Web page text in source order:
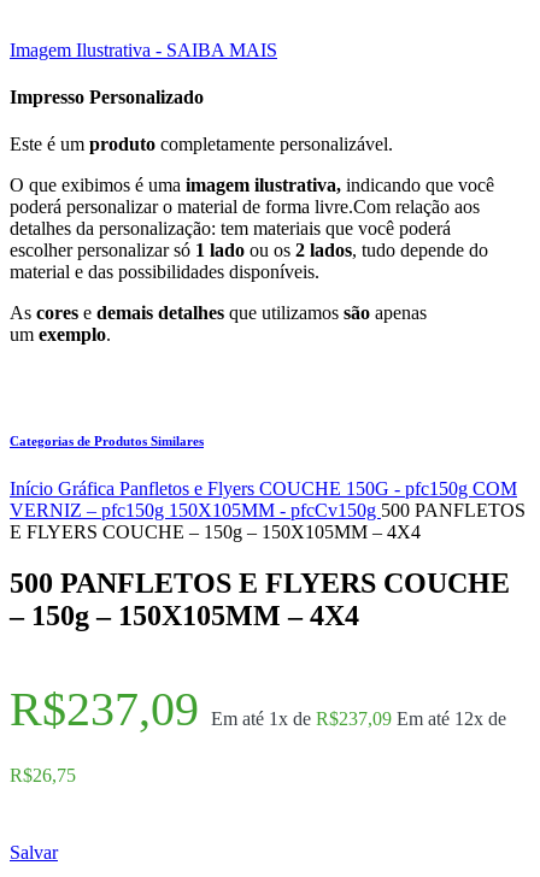
Imagem Ilustrativa - SAIBA MAIS
Impresso Personalizado
Este é um produto completamente personalizável.
O que exibimos é uma imagem ilustrativa, indicando que você
poderá personalizar o material de forma livre.Com relação aos
detalhes da personalização: tem materiais que você poderá
escolher personalizar só 1 lado ou os 2 lados, tudo depende do
material e das possibilidades disponíveis.
As cores e demais detalhes que utilizamos são apenas
um exemplo.
Categorias de Produtos Similares
Início Gráfica Panfletos e Flyers COUCHE 150G - pfc150g COM
VERNIZ – pfc150g 150X105MM - pfcCv150g 500 PANFLETOS
E FLYERS COUCHE – 150g – 150X105MM – 4X4
500 PANFLETOS E FLYERS COUCHE
– 150g – 150X105MM – 4X4
R$237,09 Em até 1x de R$237,09 Em até 12x de
R$26,75
Salvar